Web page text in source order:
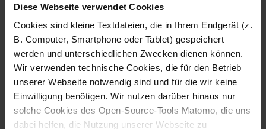
Diese Webseite verwendet Cookies
Cookies sind kleine Textdateien, die in Ihrem Endgerät (z.
B. Computer, Smartphone oder Tablet) gespeichert
werden und unterschiedlichen Zwecken dienen können.
Wir verwenden technische Cookies, die für den Betrieb
unserer Webseite notwendig sind und für die wir keine
Einwilligung benötigen. Wir nutzen darüber hinaus nur
solche Cookies des Open-Source-Tools Matomo, die uns
dabei helfen, die Nutzung unserer Webseite zu
Fotografo: Lorenz
Sternbach
Download
Fotografo: Lorenz
Sternbach
Download